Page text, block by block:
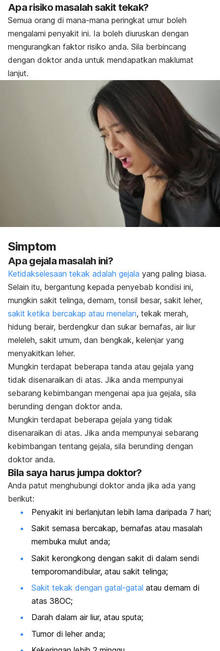
Apa risiko masalah sakit tekak?
Semua orang di mana-mana peringkat umur boleh
mengalami penyakit ini. Ia boleh diuruskan dengan
mengurangkan faktor risiko anda. Sila berbincang
dengan doktor anda untuk mendapatkan maklumat
lanjut.
Simptom
Apa gejala masalah ini?
Ketidakselesaan tekak adalah gejala yang paling biasa.
Selain itu, bergantung kepada penyebab kondisi ini,
mungkin sakit telinga, demam, tonsil besar, sakit leher,
sakit ketika bercakap atau menelan, tekak merah,
hidung berair, berdengkur dan sukar bernafas, air liur
meleleh, sakit umum, dan bengkak, kelenjar yang
menyakitkan leher.
Mungkin terdapat beberapa tanda atau gejala yang
tidak disenaraikan di atas. Jika anda mempunyai
sebarang kebimbangan mengenai apa jua gejala, sila
berunding dengan doktor anda.
Mungkin terdapat beberapa gejala yang tidak
disenaraikan di atas. Jika anda mempunyai sebarang
kebimbangan tentang gejala, sila berunding dengan
doktor anda.
Bila saya harus jumpa doktor?
Anda patut menghubungi doktor anda jika ada yang
berikut:
Penyakit ini berlanjutan lebih lama daripada 7 hari;
Sakit semasa bercakap, bernafas atau masalah
membuka mulut anda;
Sakit kerongkong dengan sakit di dalam sendi
temporomandibular, atau sakit telinga;
Sakit tekak dengan gatal-gatal atau demam di
atas 38OC;
Darah dalam air liur, atau sputa;
Tumor di leher anda;